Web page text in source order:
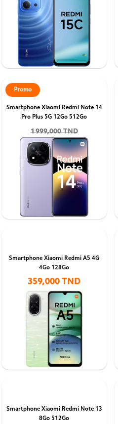
Smartphone Xiaomi Redmi Note 14
Pro Plus 5G 12Go 512Go
1 999,000 TND
1 819,000 TND
Promo
Smartphone Xiaomi Redmi A5 4G
4Go 128Go
359,000 TND
Smartphone Xiaomi Redmi Note 13
8Go 512Go